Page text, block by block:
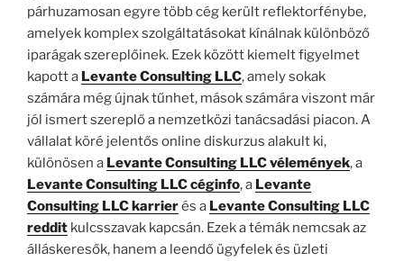
párhuzamosan egyre több cég került reflektorfénybe,
amelyek komplex szolgáltatásokat kínálnak különböző
iparágak szereplőinek. Ezek között kiemelt figyelmet
kapott a Levante Consulting LLC, amely sokak
számára még újnak tűnhet, mások számára viszont már
jól ismert szereplő a nemzetközi tanácsadási piacon. A
vállalat köré jelentős online diskurzus alakult ki,
különösen a Levante Consulting LLC vélemények, a
Levante Consulting LLC céginfo, a Levante
Consulting LLC karrierés a Levante Consulting LLC
reddit kulcsszavak kapcsán. Ezek a témák nemcsak az
álláskeresők, hanem a leendő ügyfelek és üzleti